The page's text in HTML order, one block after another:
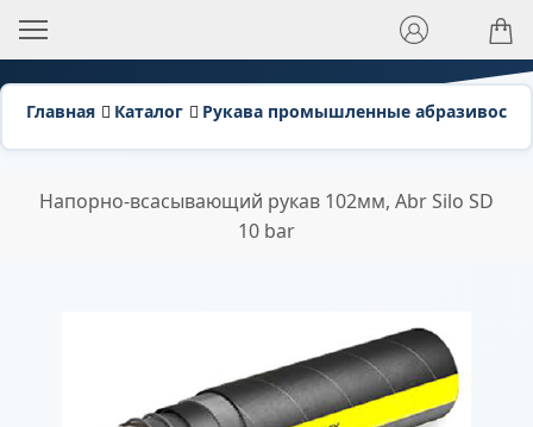
Главная Каталог Рукава промышленные
Напорно-всасывающий рукав 102мм, Abr Silo SD
10 bar